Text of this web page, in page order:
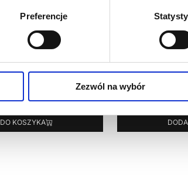
Preferencje
Zezwól na wybór
KOSZYKA
473,00